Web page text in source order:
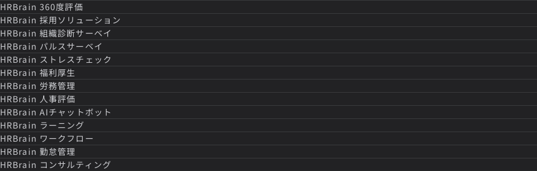
HRBrain 360度評価
HRBrain 採用ソリューション
HRBrain 組織診断サーベイ
HRBrain パルスサーベイ
HRBrain ストレスチェック
HRBrain 福利厚生
HRBrain 労務管理
HRBrain 人事評価
HRBrain AIチャットボット
HRBrain ラーニング
HRBrain ワークフロー
HRBrain 勤怠管理
HRBrain コンサルティング